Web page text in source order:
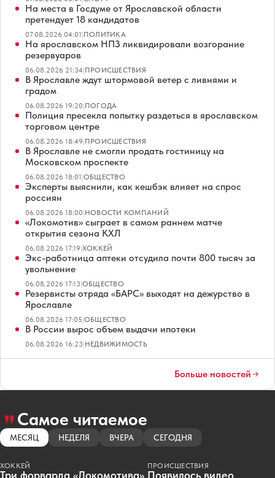
На места в Госдуме от Ярославской области
претендует 18 кандидатов
07.08.2026 04:01|ПОЛИТИКА
На ярославском НПЗ ликвидировали возгорание
резервуаров
06.08.2026 21:34|ПРОИСШЕСТВИЯ
В Ярославле ждут штормовой ветер с ливнями и
градом
06.08.2026 19:20|ПОГОДА
Полиция пресекла попытку раздеться в ярославском
торговом центре
06.08.2026 18:49|ПРОИСШЕСТВИЯ
В Ярославле не смогли продать гостиницу на
Московском проспекте
06.08.2026 18:01|ОБЩЕСТВО
Эксперты выяснили, как кешбэк влияет на спрос
россиян
06.08.2026 18:00|НОВОСТИ КОМПАНИЙ
«Локомотив» сыграет в самом раннем матче
открытия сезона КХЛ
06.08.2026 17:19|ХОККЕЙ
Экс-работница аптеки отсудила почти 800 тысяч за
увольнение
06.08.2026 17:13|ОБЩЕСТВО
Резервисты отряда «БАРС» выходят на дежурство в
Ярославле
06.08.2026 17:05|ОБЩЕСТВО
В России вырос объем выдачи ипотеки
06.08.2026 16:23|НЕДВИЖИМОСТЬ
Больше новостей
Самое читаемое
МЕСЯЦ НЕДЕЛЯ ВЧЕРА СЕГОДНЯ
ХОККЕЙ
Три форварда «Локомотива»
ПРОИСШЕСТВИЯ
Появилось видео